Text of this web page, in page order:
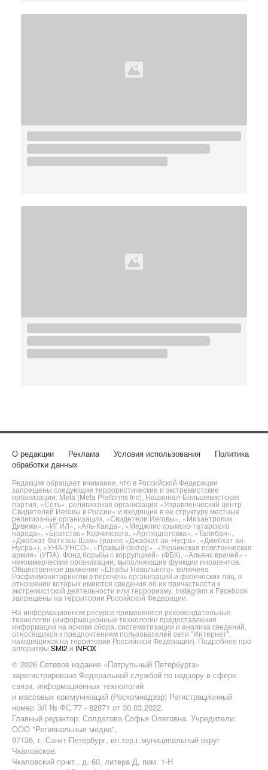
О редакции Реклама Условия использования
Политика
обработки данных
Редакция обращает внимание, что в Российской Федерации
запрещены следующие террористические и экстремистские
организации: Meta (Meta Platforms Inc), Национал-Большевистская
партия, «Сеть», религиозная организация «Управленческий центр
Свидетелей Иеговы в России» и входящие в ее структуру местные
религиозные организации, «Свидетели Иеговы», «Мизантропик
Дивижн», «ИГИЛ», «Аль-Каида», «Меджлис крымско-татарского
народа», «Братство» Корчинского, «Артподготовка», «Талибан»,
«Джабхат Фатх аш-Шам» (ранее «Джабхат ан-Нусра», «Джебхат ан-
Нусра»), «УНА-УНСО», «Правый сектор», «Украинская повстанческая
армия» (УПА). Фонд борьбы с коррупцией» (ФБК), «Альянс врачей» -
некоммерческие организации, выполняющие функции иноагентов.
Общественное движение «Штабы Навального» включено
Росфинмониторингом в перечень организаций и физических лиц, в
отношении которых имеются сведения об их причастности к
экстремистской деятельности или терроризму. Instagram и Facebook
запрещены на территории Российской Федерации.
На информационном ресурсе применяются рекомендательные
технологии (информационные технологии предоставления
информации на основе сбора, систематизации и анализа сведений,
относящихся к предпочтениям пользователей сети "Интернет",
находящихся на территории Российской Федерации). Подробнее про
алгоритмы SMI2 и INFOX
© 2026 Сетевое издание «Патрульный Петербурга»
зарегистрировано Федеральной службой по надзору в сфере
связи, информационных технологий
и массовых коммуникаций (Роскомнадзор) Регистрационный
номер ЭЛ № ФС 77 - 82871 от 30.03.2022.
Главный редактор: Солдатова Софья Олеговна. Учредители:
ООО "Региональные медиа",
97136, г. Санкт-Петербург, вн.тер.г.муниципальный округ
Чкаловское,
Чкаловский пр-кт., д. 60, литера Д, пом. 1-Н